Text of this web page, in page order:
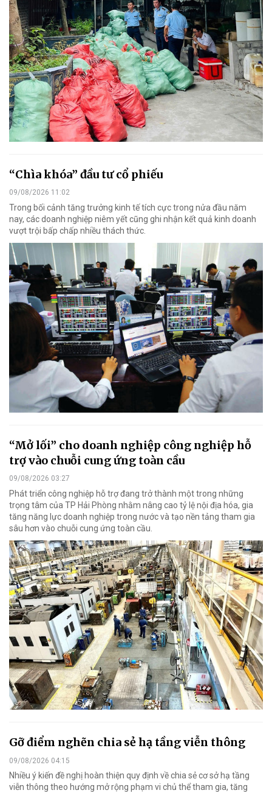
“Chìa khóa” đầu tư cổ phiếu
09/08/2026 11:02
Trong bối cảnh tăng trưởng kinh tế tích cực trong nửa đầu năm
nay, các doanh nghiệp niêm yết cũng ghi nhận kết quả kinh doanh
vượt trội bấp chấp nhiều thách thức.
“Mở lối” cho doanh nghiệp công nghiệp hỗ
trợ vào chuỗi cung ứng toàn cầu
09/08/2026 03:27
Phát triển công nghiệp hỗ trợ đang trở thành một trong những
trọng tâm của TP Hải Phòng nhằm nâng cao tỷ lệ nội địa hóa, gia
tăng năng lực doanh nghiệp trong nước và tạo nền tảng tham gia
sâu hơn vào chuỗi cung ứng toàn cầu.
Gỡ điểm nghẽn chia sẻ hạ tầng viễn thông
09/08/2026 04:15
Nhiều ý kiến đề nghị hoàn thiện quy định về chia sẻ cơ sở hạ tầng
viễn thông theo hướng mở rộng phạm vi chủ thể tham gia, tăng